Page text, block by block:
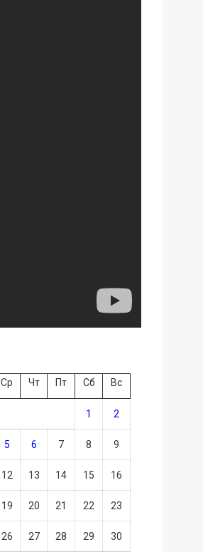
Ср Чт Пт Сб Вс
1 2
5 6 7 8 9
12 13 14 15 16
19 20 21 22 23
26 27 28 29 30